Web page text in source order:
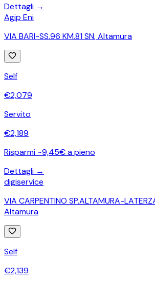
Dettagli →
Agip Eni
VIA BARI-SS.96 KM.81 SN,Altamura
Self
€2,079
Servito
€2,189
Risparmi ~9,45€ a pieno
Dettagli →
digiservice
VIA CARPENTINO SP.ALTAMURA-
Altamura
Self
€2,139